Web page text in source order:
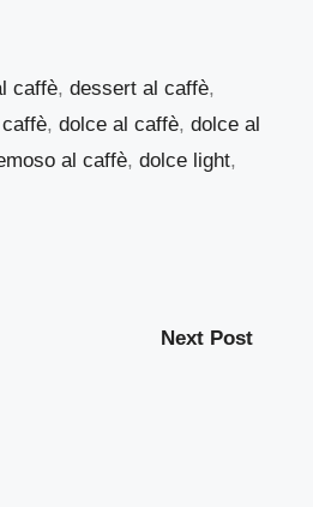
caffè,dessert al caffè,
, dolce al caffè, dolce al
al caffè, dolce light,
Next Post